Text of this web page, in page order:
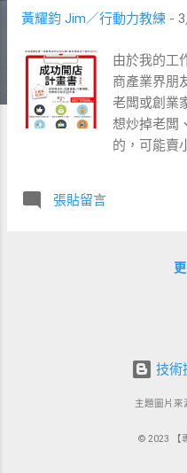
黃耀鈞 Jim／行動力教練 -
由於我的工
商產業界朋
老闆或創業
想炒掉老闆
的，可能賣
不難，活
這本書，是
創業的朋友
路，還是在
能提供你滿
的目標！
張貼留言
技術
主題圖片來
© 2023 【